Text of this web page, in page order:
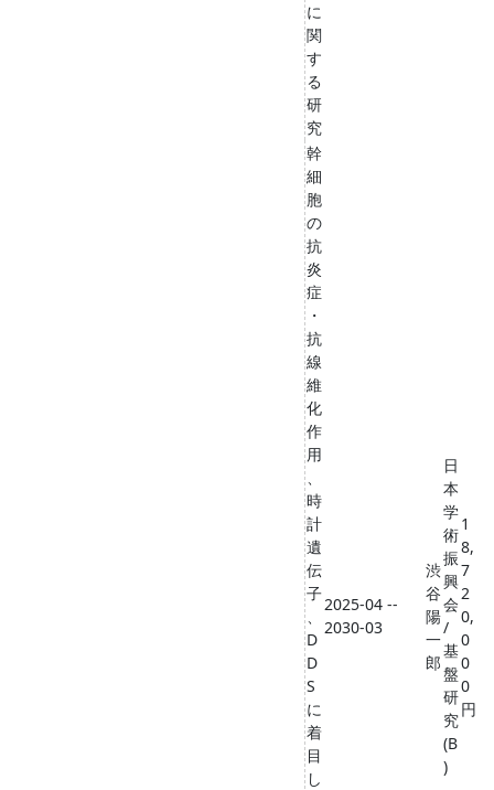
に
関
す
る
研
究
幹
細
胞
の
抗
炎
症
・
抗
線
維
化
作
用
、
時
計
遺
伝
子
、
D
D
S
に
着
目
し
2025-04 --
2030-03
渋
谷
陽
一
郎
日
本
学
術
振
興
会
/
基
盤
研
究
(B
)
1
8,
7
2
0,
0
0
0
円